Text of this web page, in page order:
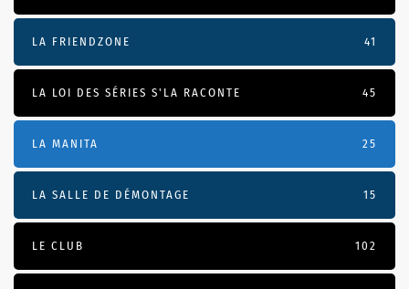
LA FRIENDZONE 41
LA LOI DES SÉRIES S'LA RACONTE 45
LA MANITA 25
LA SALLE DE DÉMONTAGE 15
LE CLUB 102